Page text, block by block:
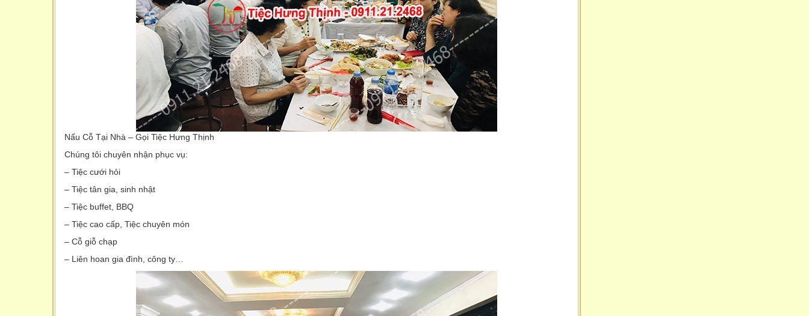
Nấu Cỗ Tại Nhà – Gọi Tiệc Hưng Thịnh
Chúng tôi chuyên nhận phục vụ:
– Tiệc cưới hỏi
– Tiệc tân gia, sinh nhật
– Tiệc buffet, BBQ
– Tiệc cao cấp, Tiệc chuyên món
– Cỗ giỗ chạp
– Liên hoan gia đình, công ty…